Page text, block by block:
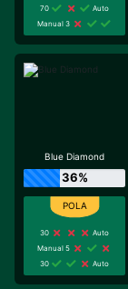
70
Auto
Manual 3
Blue Diamond
36%
30
Auto
Manual 5
30
Auto